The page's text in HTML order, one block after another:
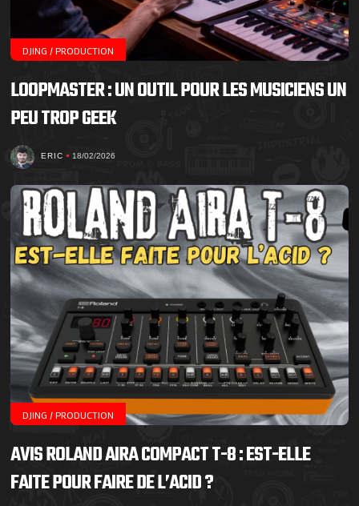
DJING / PRODUCTION
LOOPMASTER : UN OUTIL POUR LES MUSICIENS UN
PEU TROP GEEK
ERIC 18/02/2026
DJING / PRODUCTION
AVIS ROLAND AIRA COMPACT T-8 : EST-ELLE
FAITE POUR FAIRE DE L’ACID ?